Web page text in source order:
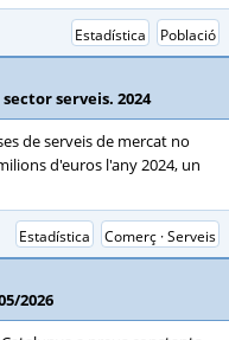
Població
Estadística
serveis. 2024
de serveis de mercat no
d'euros l'any 2024, un
Comerç · Serveis
Estadística
2026